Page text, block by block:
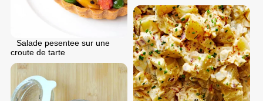
Salade pesentee sur une
croute de tarte